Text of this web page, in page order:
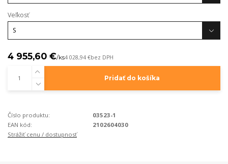
Veľkosť
4 955,60 €/ks4 028,94 €bez DPH
Pridať do košíka
Číslo produktu:
03523-1
EAN kód:
2102604030
Strážiť cenu / dostupnosť